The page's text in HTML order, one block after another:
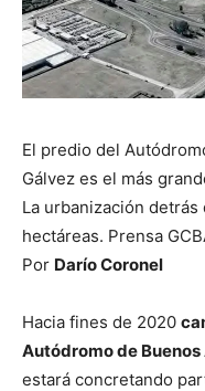
El predio del
Gálvez es el más
La urbanización
hectáreas. Prensa
Por Darío Coronel
Hacia fines de 2020
Autódromo de
estará concretando